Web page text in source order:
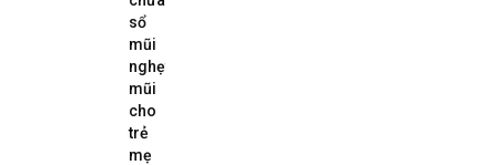
sổ
mũi
nghẹt
mũi
cho
trẻ
mẹ